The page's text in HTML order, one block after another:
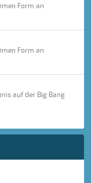
Form an
Form an
auf der Big Bang